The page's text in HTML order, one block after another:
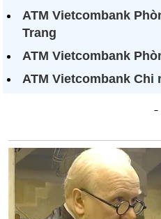
ATM Vietcombank
Trang
ATM Vietcombank
ATM Vietcombank Chi